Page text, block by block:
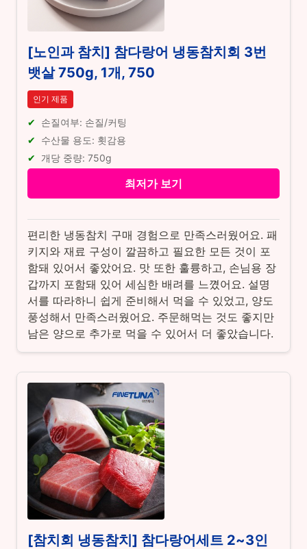
[노인과 참치] 참다랑어 냉동참치회 3번
뱃살 750g, 1개, 750
인기 제품
손질여부: 손질/커팅
수산물 용도: 횟감용
개당 중량: 750g
최저가 보기
편리한 냉동참치 구매 경험으로 만족스러웠어요. 패
키지와 재료 구성이 깔끔하고 필요한 모든 것이 포
함돼 있어서 좋았어요. 맛 또한 훌륭하고, 손님용 장
갑까지 포함돼 있어 세심한 배려를 느꼈어요. 설명
서를 따라하니 쉽게 준비해서 먹을 수 있었고, 양도
풍성해서 만족스러웠어요. 주문해먹는 것도 좋지만
남은 양으로 추가로 먹을 수 있어서 더 좋았습니다.
[참치회 냉동참치] 참다랑어세트 2~3인